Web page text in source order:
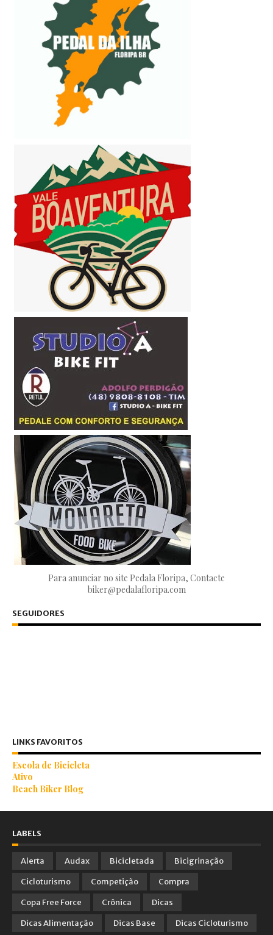
Para anunciar no site Pedala Floripa, Contacte
biker@pedalafloripa.com
SEGUIDORES
LINKS FAVORITOS
Escola de Bicicleta
Ativo
Beach Biker Blog
LABELS
Alerta Audax Bicicletada
Bicigrinação
Cicloturismo
Competição
Compra
Copa Free Force
Crônica
Dicas
Dicas Alimentação
Dicas Base
Dicas Cicloturismo